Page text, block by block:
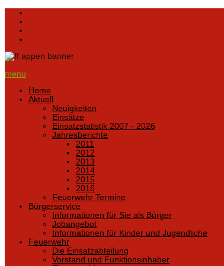
menu
Home
Aktuell
Neuigkeiten
Einsätze
Einsatzstatistik 2007 - 2026
Jahresberichte
2011
2012
2013
2014
2015
2016
Feuerwehr Termine
Bürgerservice
Informationen für Sie als Bürger
Jobangebot
Informationen für Kinder und Jugendliche
Feuerwehr
Die Einsatzabteilung
Vorstand und Funktionsinhaber